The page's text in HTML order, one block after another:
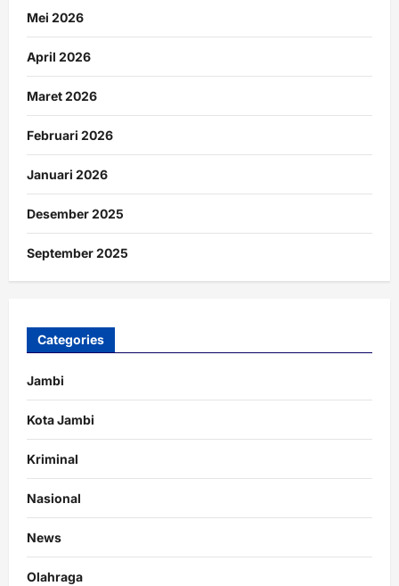
Mei 2026
April 2026
Maret 2026
Februari 2026
Januari 2026
Desember 2025
September 2025
Categories
Jambi
Kota Jambi
Kriminal
Nasional
News
Olahraga